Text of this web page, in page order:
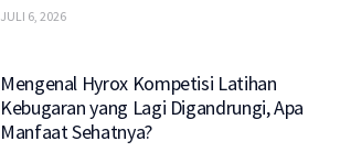
JULI 6, 2026
Mengenal Hyrox Kompetisi Latihan
Kebugaran yang Lagi Digandrungi, Apa
Manfaat Sehatnya?